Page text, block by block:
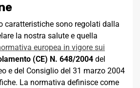
caratteristiche sono regolati dalla
la nostra salute e quella
europea in vigore sui
(CE) N. 648/2004 del
e del Consiglio del 31 marzo 2004
La normativa definisce come